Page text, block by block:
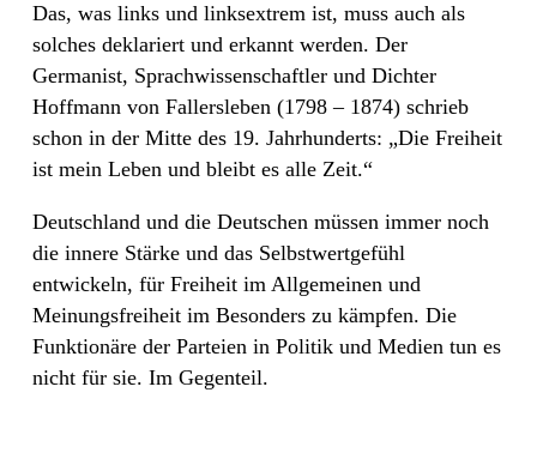
Das, was links und linksextrem ist, muss auch als
solches deklariert und erkannt werden. Der
Germanist, Sprachwissenschaftler und Dichter
Hoffmann von Fallersleben (1798 – 1874) schrieb
schon in der Mitte des 19. Jahrhunderts: „Die Freiheit
ist mein Leben und bleibt es alle Zeit.“
Deutschland und die Deutschen müssen immer noch
die innere Stärke und das Selbstwertgefühl
entwickeln, für Freiheit im Allgemeinen und
Meinungsfreiheit im Besonders zu kämpfen. Die
Funktionäre der Parteien in Politik und Medien tun es
nicht für sie. Im Gegenteil.